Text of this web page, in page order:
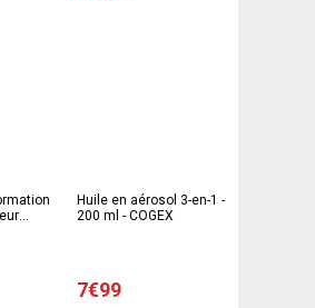
Huile en aérosol 3-en-1 -
200 ml - COGEX
7€99